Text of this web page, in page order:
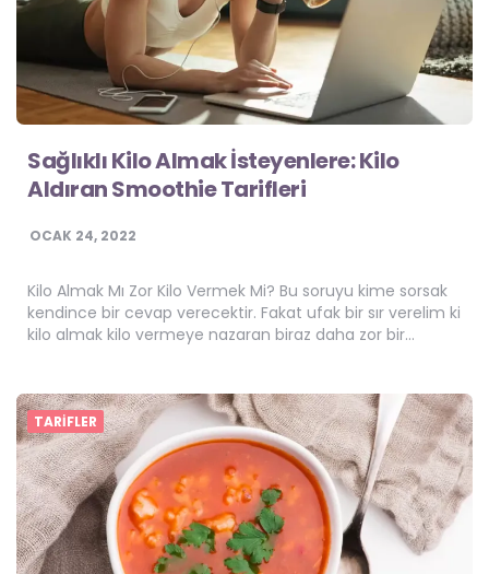
Sağlıklı Kilo Almak İsteyenlere: Kilo
Aldıran Smoothie Tarifleri
OCAK 24, 2022
Kilo Almak Mı Zor Kilo Vermek Mi? Bu soruyu kime sorsak
kendince bir cevap verecektir. Fakat ufak bir sır verelim ki
kilo almak kilo vermeye nazaran biraz daha zor bir…
TARIFLER